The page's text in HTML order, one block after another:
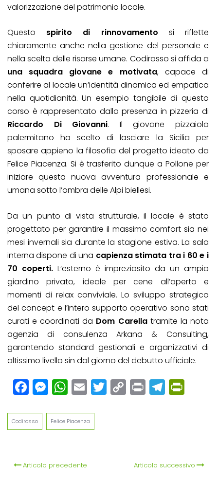
valorizzazione del patrimonio locale.
Questo spirito di rinnovamento si riflette
chiaramente anche nella gestione del personale e
nella scelta delle risorse umane. Codirosso si affida a
una squadra giovane e motivata, capace di
conferire al locale un’identità dinamica ed empatica
nella quotidianità. Un esempio tangibile di questo
corso è rappresentato dalla presenza in pizzeria di
Riccardo Di Giovanni. Il giovane pizzaiolo
palermitano ha scelto di lasciare la Sicilia per
sposare appieno la filosofia del progetto ideato da
Felice Piacenza. Si è trasferito dunque a Pollone per
iniziare questa nuova avventura professionale e
umana sotto l’ombra delle Alpi biellesi.
Da un punto di vista strutturale, il locale è stato
progettato per garantire il massimo comfort sia nei
mesi invernali sia durante la stagione estiva. La sala
interna dispone di una capienza stimata tra i 60 e i
70 coperti.L’esterno è impreziosito da un ampio
giardino privato, ideale per cene all’aperto e
momenti di relax conviviale. Lo sviluppo strategico
del concept e l’intero supporto operativo sono stati
curati e coordinati da Dom Carellatramite la nota
agenzia di consulenza Arkana & Consulting,
garantendo standard gestionali e organizzativi di
altissimo livello sin dal giorno del debutto ufficiale.
Facebook
Messenger
WhatsApp
EmailTwitter
CopyPrint
Codirosso Felice Piacenza
Articolo precedente Articolo successivo